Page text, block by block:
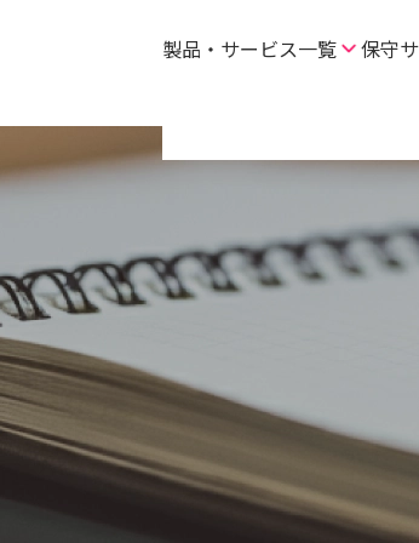
製品・サービス一覧 保守